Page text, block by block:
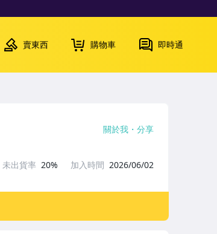
賣東西 購物車 即時通
關於我 分享
未出貨率 20% 加入時間 2026/06/02